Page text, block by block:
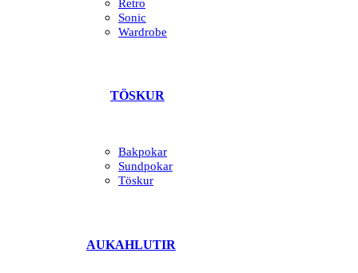
Retro
Sonic
Wardrobe
TÖSKUR
Bakpokar
Sundpokar
Töskur
AUKAHLUTIR